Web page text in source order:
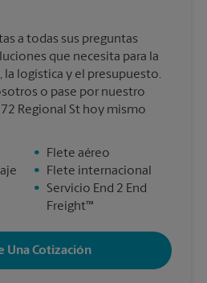
a todas sus preguntas
que necesita para la
logística y el presupuesto.
o pase por nuestro
Regional St hoy mismo
•
Flete aéreo
•
Flete internacional
•
Servicio End 2 End
Freight™
Una Cotización